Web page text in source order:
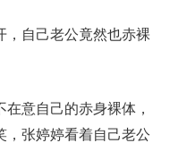
，自己老公竟然也赤裸
意自己的赤身裸体，
，张婷婷看着自己老公